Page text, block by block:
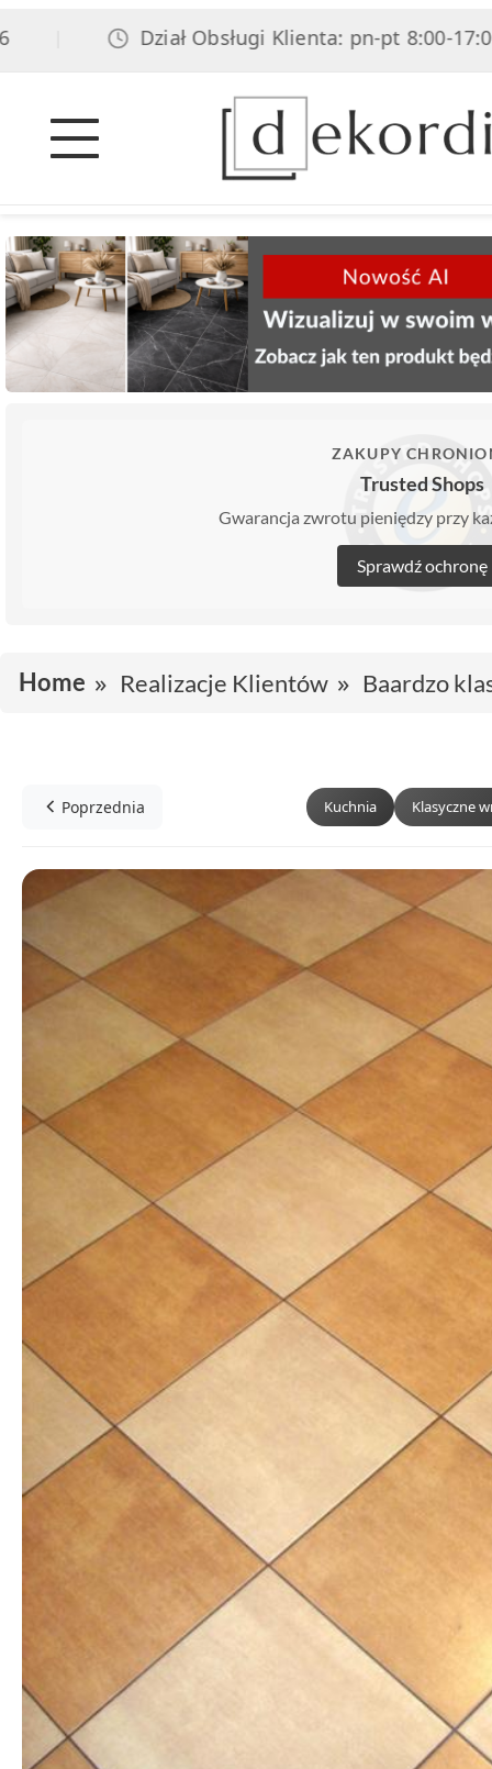
Dział Obsługi Klienta: pn-pt 8:00-17:00,
ZAKUPY
Trusted Shops
Gwarancja zwrotu pieniędzy przy
Sprawdź ochronę
Home Realizacje Klientów Baardzo
Poprzednia Kuchnia Klasyczne